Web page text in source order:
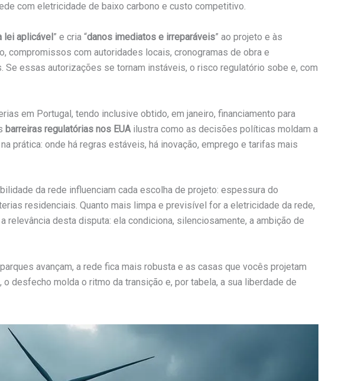
com eletricidade de baixo carbono e custo competitivo.
lei aplicável” e cria “danos imediatos e irreparáveis” ao projeto e às
compromissos com autoridades locais, cronogramas de obra e
essas autorizações se tornam instáveis, o risco regulatório sobe e, com
em Portugal, tendo inclusive obtido, em janeiro, financiamento para
barreiras regulatórias nos EUA ilustra como as decisões políticas moldam a
prática: onde há regras estáveis, há inovação, emprego e tarifas mais
da rede influenciam cada escolha de projeto: espessura do
residenciais. Quanto mais limpa e previsível for a eletricidade da rede,
desta disputa: ela condiciona, silenciosamente, a ambição de
avançam, a rede fica mais robusta e as casas que vocês projetam
desfecho molda o ritmo da transição e, por tabela, a sua liberdade de